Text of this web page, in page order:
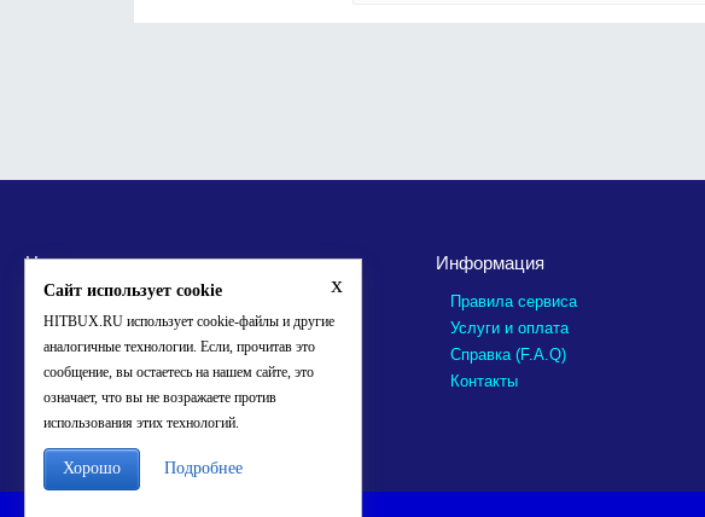
Новые пользователи Информация
Правила сервиса
Услуги и оплата
Справка (F.A.Q)
Контакты
x
Сайт использует cookie
HITBUX.RU использует cookie-файлы и другие
аналогичные технологии. Если, прочитав это
сообщение, вы остаетесь на нашем сайте, это
означает, что вы не возражаете против
использования этих технологий.
Хорошо Подробнее